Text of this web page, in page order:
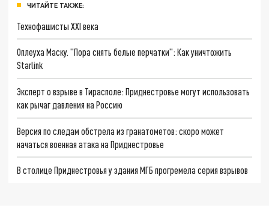
ЧИТАЙТЕ ТАКЖЕ:
Технофашисты XXI века
Оплеуха Маску. "Пора снять белые перчатки": Как уничтожить
Starlink
Эксперт о взрыве в Тирасполе: Приднестровье могут использовать
как рычаг давления на Россию
Версия по следам обстрела из гранатометов: скоро может
начаться военная атака на Приднестровье
В столице Приднестровья у здания МГБ прогремела серия взрывов